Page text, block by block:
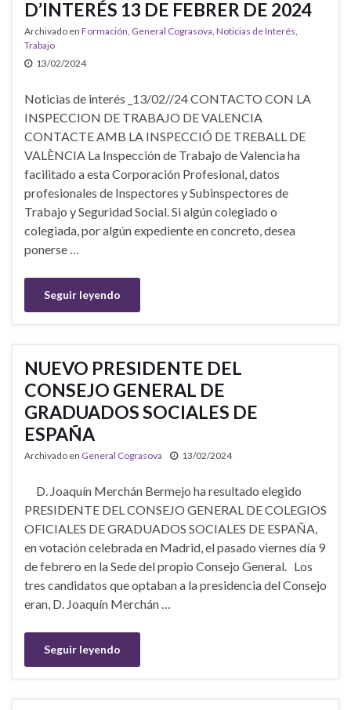
D’INTERÉS 13 DE FEBRER DE 2024
Archivado en Formación General Cograsova Noticias de Interés
Trabajo
13/02/2024
Noticias de interés _13/02//24 CONTACTO CON LA
INSPECCION DE TRABAJO DE VALENCIA
CONTACTE AMB LA INSPECCIÓ DE TREBALL DE
VALÈNCIA La Inspección de Trabajo de Valencia ha
facilitado a esta Corporación Profesional, datos
profesionales de Inspectores y Subinspectores de
Trabajo y Seguridad Social. Si algún colegiado o
colegiada, por algún expediente en concreto, desea
ponerse …
Seguir leyendo
NUEVO PRESIDENTE DEL
CONSEJO GENERAL DE
GRADUADOS SOCIALES DE
ESPAÑA
Archivado en General Cograsova 13/02/2024
D. Joaquín Merchán Bermejo ha resultado elegido
PRESIDENTE DEL CONSEJO GENERAL DE COLEGIOS
OFICIALES DE GRADUADOS SOCIALES DE ESPAÑA,
en votación celebrada en Madrid, el pasado viernes día 9
de febrero en la Sede del propio Consejo General. Los
tres candidatos que optaban a la presidencia del Consejo
eran, D. Joaquín Merchán …
Seguir leyendo